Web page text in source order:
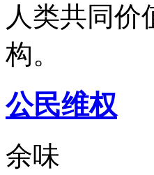
人类共同
构。
公民维权
余味